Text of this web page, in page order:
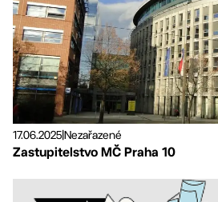
17.06.2025Nezařazené
Zastupitelstvo MČ Praha 10